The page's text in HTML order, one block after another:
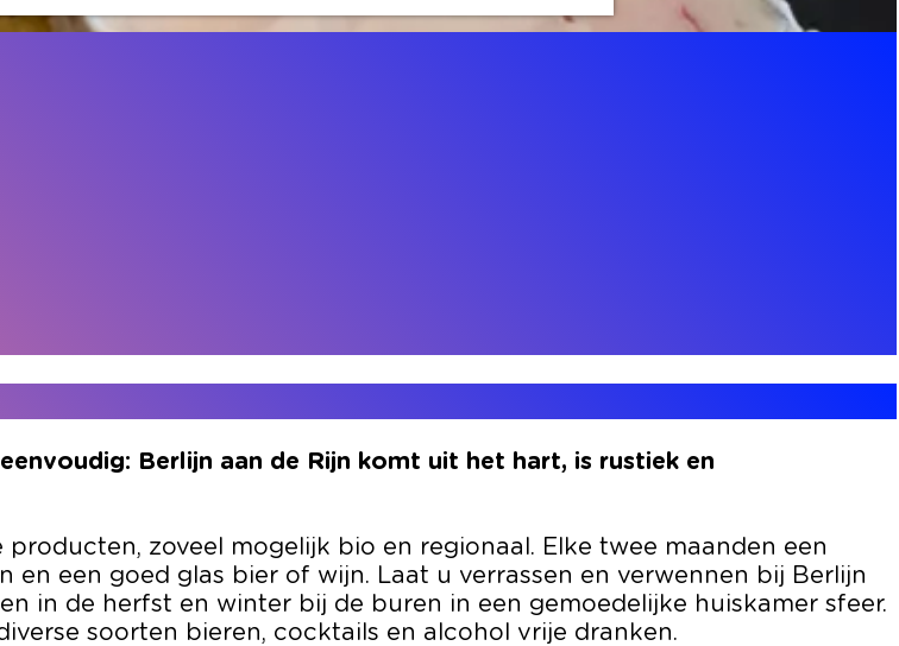
Berlijn aan de Rijn komt uit het hart, is rustiek en
zoveel mogelijk bio en regionaal. Elke twee maanden een
een goed glas bier of wijn. Laat u verrassen en verwennen bij Berlijn
in de herfst en winter bij de buren in een gemoedelijke huiskamer sfeer.
soorten bieren, cocktails en alcohol vrije dranken.